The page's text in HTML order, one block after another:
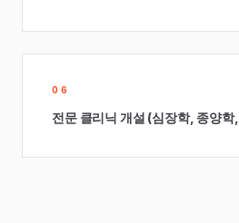
06
전문 클리닉 개설 (심장학, 종양학